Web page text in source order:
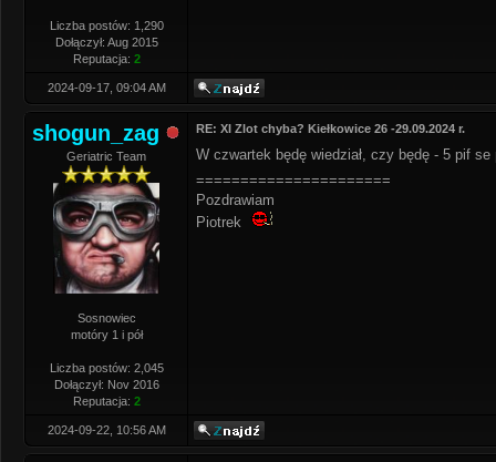
Liczba postów: 1,290
Dołączył: Aug 2015
Reputacja: 2
2024-09-17, 09:04 AM
shogun_zag
Geriatric Team
Sosnowiec
motóry 1 i pół
Liczba postów: 2,045
Dołączył: Nov 2016
Reputacja: 2
RE: XI Zlot chyba? Kiełkowice 26 -29.09.2024 r.
W czwartek będę wiedział, czy będę - 5 pif
======================
Pozdrawiam
Piotrek
2024-09-22, 10:56 AM